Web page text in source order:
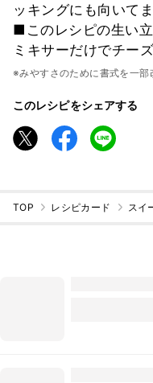
ッキングにも向いて
■このレシピの生い
ミキサーだけでチー
※みやすさのために書式を一部
このレシピをシェアする
TOP レシピカード スイ